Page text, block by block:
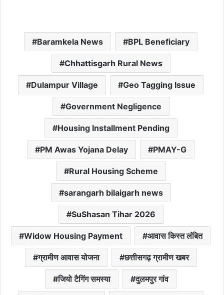
Baramkela News BPL Beneficiary
Chhattisgarh Rural News
Dulampur Village Geo Tagging Issue
Government Negligence
Housing Installment Pending
PM Awas Yojana Delay PMAY-G
Rural Housing Scheme
sarangarh bilaigarh news
SuShasan Tihar 2026
Widow Housing Payment आवास किस्त लंबित
ग्रामीण आवास योजना छत्तीसगढ़ ग्रामीण खबर
जियो टैगिंग समस्या दुलमपुर गांव